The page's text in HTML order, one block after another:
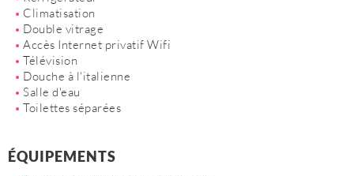
Climatisation
Double vitrage
Accès Internet privatif Wifi
Télévision
Douche à l'italienne
Salle d'eau
Toilettes séparées
ÉQUIPEMENTS